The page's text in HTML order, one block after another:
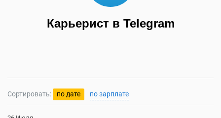
Карьерист в Telegram
Сортировать: по дате по зарплате